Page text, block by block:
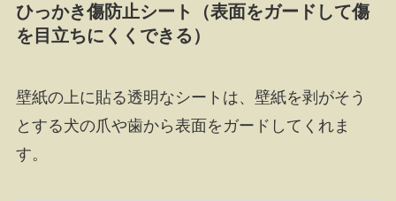
ひっかき傷防止シート（表面をガードして傷
を目立ちにくくできる）
壁紙の上に貼る透明なシートは、壁紙を剥がそう
とする犬の爪や歯から表面をガードしてくれま
す。